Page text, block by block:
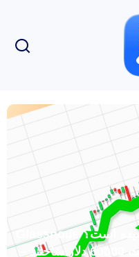
آیا سقوط بیت کوین به پایان رسیده است؟ Glassnode
می گوید نهنگ ها دیواری به قیمت 60000 دلار ساختند –